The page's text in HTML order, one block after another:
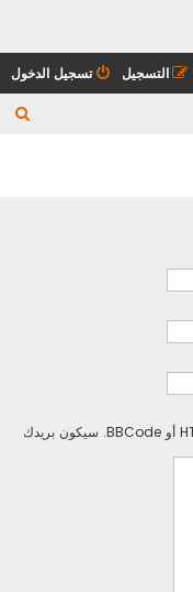
تسجيل الدخول التسجيل
هذه الرسالة سترسل نصا فقط، لا تكتب أية أكواد HTML أو BBCode. سيكون بريدك